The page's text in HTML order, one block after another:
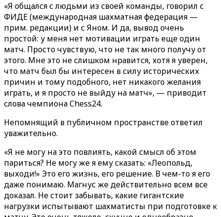
«Я общался с людьми из своей команды, говорил с
ФИДЕ (международная шахматная федерация —
прим. редакции) и с Яном. И да, вывод очень
простой: у меня нет мотивации играть еще один
матч. Просто чувствую, что не так много получу от
этого. Мне это не слишком нравится, хотя я уверен,
что матч был бы интересен в силу исторических
причин и тому подобного, нет никакого желания
играть, и я просто не выйду на матч», — приводит
слова чемпиона Chess24.
Непомнящий в публичном пространстве ответил
уважительно.
«Я не могу на это повлиять, какой смысл об этом
париться? Не могу же я ему сказать: «Леопольд,
выходи!» Это его жизнь, его решение. В чем-то я его
даже понимаю. Магнус же действительно всем все
доказал. Не стоит забывать, какие гигантские
нагрузки испытывают шахматисты при подготовке к